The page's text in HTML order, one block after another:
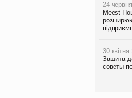
24
Meest
30 квітня
Защита
советы